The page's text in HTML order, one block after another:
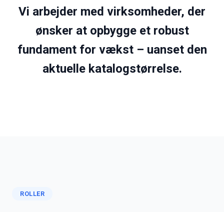
Vi arbejder med virksomheder, der
ønsker at opbygge et robust
fundament for vækst – uanset den
aktuelle katalogstørrelse.
ROLLER